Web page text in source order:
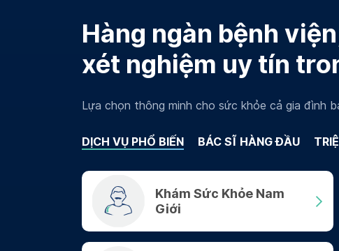
Hàng ngàn bệnh
xét nghiệm uy tín
Lựa chọn thông minh cho sức khỏe cả gia đình
DỊCH VỤ PHỔ BIẾN BÁC SĨ HÀNG ĐẦU
Khám Sức Khỏe Nam
Giới